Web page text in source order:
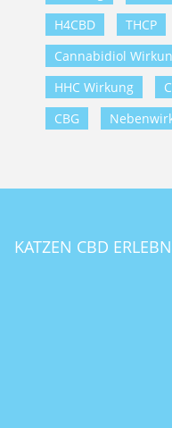
H4CBD
THCP
Cannabidiol
HHC Wirkung
CBG
KATZEN CBD